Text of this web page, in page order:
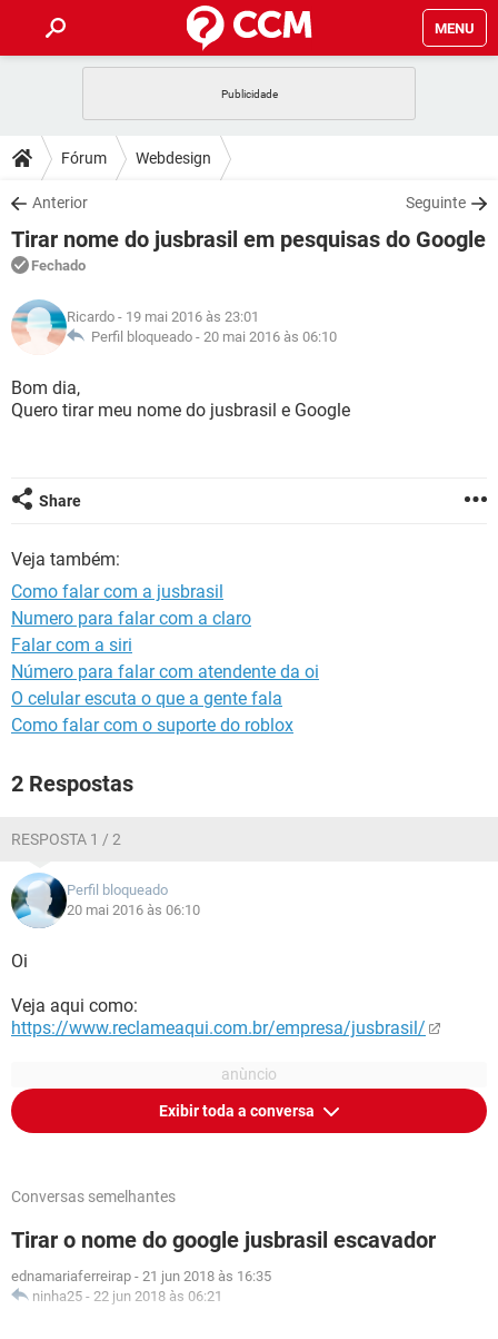
MENU
CELULAR
OUTLOOK
INSTAGRAM GMAIL
GUIA DE COMPRAS
DICAS
JOGOS
OUTLOOK
INSTAGRAM
GUIA DE COMPRAS
DOWNLOADS
JOGOS WHATSAPP
CELULAR
OUTLOOK
INSTAGRAM
GUIA DE COMPRAS
FÓRUM
JOGOS
CELULAR FACEBOOK
INSTAGRAM GMAIL
GLOSSÁRIO
JOGOS
CELULAR
GUIA DE COMPRAS
Fórum Webdesign
Anterior Seguinte
Tirar nome do jusbrasil em pesquisas do Google
Fechado
Ricardo - 19 mai 2016 às 23:01
Perfil bloqueado - 20 mai 2016 às 06:10
Bom dia,
Quero tirar meu nome do jusbrasil e Google
Share
Veja também:
Como falar com a jusbrasil
Numero para falar com a claro
Falar com a siri
Número para falar com atendente da oi
O celular escuta o que a gente fala
Como falar com o suporte do roblox
2 Respostas
RESPOSTA 1 / 2
Perfil bloqueado
20 mai 2016 às 06:10
Oi
Veja aqui como:
https://www.reclameaqui.com.br/empresa/jusbrasil/
Exibir toda a conversa
Conversas semelhantes
Tirar o nome do google jusbrasil escavador
ednamariaferreirap - 21 jun 2018 às 16:35
ninha25 - 22 jun 2018 às 06:21